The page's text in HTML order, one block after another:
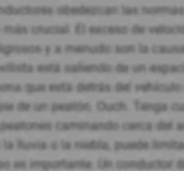
obedezcan las
crucial. El exceso de
y a menudo son la
está saliendo de un
que está detrás del
de un peatón. Ouch. Tenga
caminando cerca del
la lluvia o la niebla, puede
es importante. Un conductor